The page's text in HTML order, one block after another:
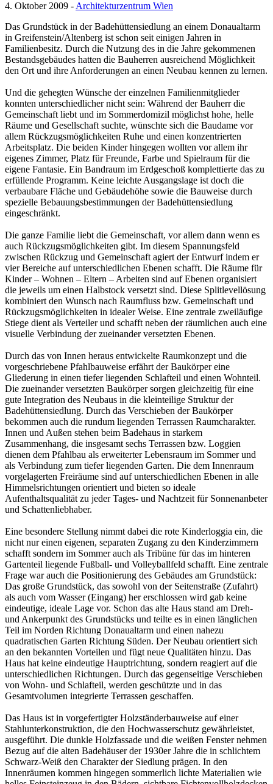
4. Oktober 2009 -Architekturzentrum Wien
Das Grundstück in der Badehüttensiedlung an einem Donaualtarm
in Greifenstein/Altenberg ist schon seit einigen Jahren in
Familienbesitz. Durch die Nutzung des in die Jahre gekommenen
Bestandsgebäudes hatten die Bauherren ausreichend Möglichkeit
den Ort und ihre Anforderungen an einen Neubau kennen zu lernen.
Und die gehegten Wünsche der einzelnen Familienmitglieder
konnten unterschiedlicher nicht sein: Während der Bauherr die
Gemeinschaft liebt und im Sommerdomizil möglichst hohe, helle
Räume und Gesellschaft suchte, wünschte sich die Baudame vor
allem Rückzugsmöglichkeiten Ruhe und einen konzentrierten
Arbeitsplatz. Die beiden Kinder hingegen wollten vor allem ihr
eigenes Zimmer, Platz für Freunde, Farbe und Spielraum für die
eigene Fantasie. Ein Bandraum im Erdgeschoß komplettierte das zu
erfüllende Programm. Keine leichte Ausgangslage ist doch die
verbaubare Fläche und Gebäudehöhe sowie die Bauweise durch
spezielle Bebauungsbestimmungen der Badehüttensiedlung
eingeschränkt.
Die ganze Familie liebt die Gemeinschaft, vor allem dann wenn es
auch Rückzugsmöglichkeiten gibt. Im diesem Spannungsfeld
zwischen Rückzug und Gemeinschaft agiert der Entwurf indem er
vier Bereiche auf unterschiedlichen Ebenen schafft. Die Räume für
Kinder – Wohnen – Eltern – Arbeiten sind auf Ebenen organisiert
die jeweils um einen Halbstock versetzt sind. Diese Splitlevellösung
kombiniert den Wunsch nach Raumfluss bzw. Gemeinschaft und
Rückzugsmöglichkeiten in idealer Weise. Eine zentrale zweiläufige
Stiege dient als Verteiler und schafft neben der räumlichen auch eine
visuelle Verbindung der zueinander versetzten Ebenen.
Durch das von Innen heraus entwickelte Raumkonzept und die
vorgeschriebene Pfahlbauweise erfährt der Baukörper eine
Gliederung in einen tiefer liegenden Schlafteil und einen Wohnteil.
Die zueinander versetzten Baukörper sorgen gleichzeitig für eine
gute Integration des Neubaus in die kleinteilige Struktur der
Badehüttensiedlung. Durch das Verschieben der Baukörper
bekommen auch die rundum liegenden Terrassen Raumcharakter.
Innen und Außen stehen beim Badehaus in starkem
Zusammenhang, die insgesamt sechs Terrassen bzw. Loggien
dienen dem Pfahlbau als erweiterter Lebensraum im Sommer und
als Verbindung zum tiefer liegenden Garten. Die dem Innenraum
vorgelagerten Freiräume sind auf unterschiedlichen Ebenen in alle
Himmelsrichtungen orientiert und bieten so ideale
Aufenthaltsqualität zu jeder Tages- und Nachtzeit für Sonnenanbeter
und Schattenliebhaber.
Eine besondere Stellung nimmt dabei die rote Kinderloggia ein, die
nicht nur einen eigenen, separaten Zugang zu den Kinderzimmern
schafft sondern im Sommer auch als Tribüne für das im hinteren
Gartenteil liegende Fußball- und Volleyballfeld schafft. Eine zentrale
Frage war auch die Positionierung des Gebäudes am Grundstück:
Das große Grundstück, das sowohl von der Seitenstraße (Zufahrt)
als auch vom Wasser (Eingang) her erschlossen wird gab keine
eindeutige, ideale Lage vor. Schon das alte Haus stand am Dreh-
und Ankerpunkt des Grundstücks und teilte es in einen länglichen
Teil im Norden Richtung Donaualtarm und einen nahezu
quadratischen Garten Richtung Süden. Der Neubau orientiert sich
an den bekannten Vorteilen und fügt neue Qualitäten hinzu. Das
Haus hat keine eindeutige Hauptrichtung, sondern reagiert auf die
unterschiedlichen Richtungen. Durch das gegenseitige Verschieben
von Wohn- und Schlafteil, werden geschützte und in das
Gesamtvolumen integrierte Terrassen geschaffen.
Das Haus ist in vorgefertigter Holzständerbauweise auf einer
Stahlunterkonstruktion, die den Hochwasserschutz gewährleistet,
ausgeführt. Die dunkle Holzfassade und die weißen Fenster nehmen
Bezug auf die alten Badehäuser der 1930er Jahre die in schlichtem
Schwarz-Weiß den Charakter der Siedlung prägen. In den
Innenräumen kommen hingegen sommerlich lichte Materialien wie